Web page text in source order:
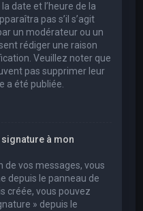
date et l’heure de la
pas s’il s’agit
un modérateur ou un
rédiger une raison
Veuillez noter que
pas supprimer leur
a été publiée.
à mon
de vos messages, vous
depuis le panneau de
créée, vous pouvez
» depuis le